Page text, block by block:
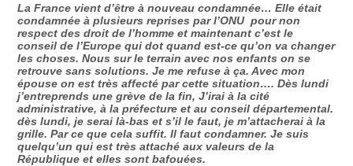
La France vient d’être à nouveau condamnée… Elle était
condamnée à plusieurs reprises par l’ONU pour non
respect des droit de l’homme et maintenant c’est le
conseil de l’Europe qui dot quand est-ce qu’on va changer
les choses. Nous sur le terrain avec nos enfants on se
retrouve sans solutions. Je me refuse à ça. Avec mon
épouse on est très affecté par cette situation…. Dès lundi
j’entreprends une grève de la fin, J’irai à la cité
administrative, à la préfecture et au conseil départemental.
dès lundi, je serai là-bas et s’il le faut, je m’attacherai à la
grille. Par ce que cela suffit. Il faut condamner. Je suis
quelqu’un qui est très attaché aux valeurs de la
République et elles sont bafouées.